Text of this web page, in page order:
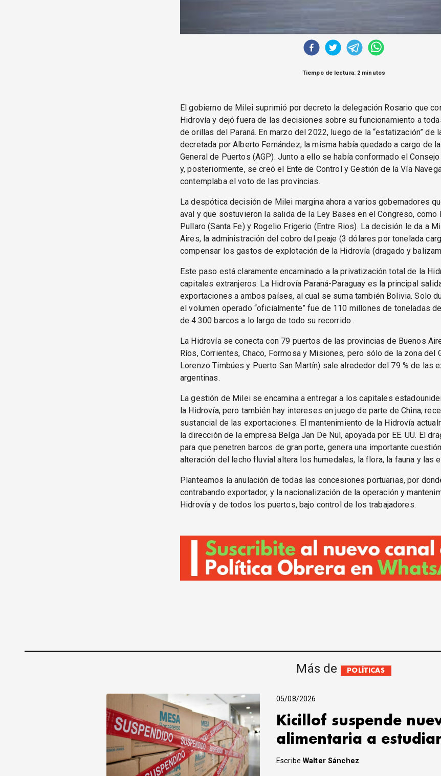
Tiempo de lectura: 2 minutos
El gobierno de Milei suprimió por decreto la delegación Rosario que
Hidrovía y dejó fuera de las decisiones sobre su funcionamiento a
de orillas del Paraná. En marzo del 2022, luego de la “estatización” de
decretada por Alberto Fernández, la misma había quedado a cargo de
General de Puertos (AGP). Junto a ello se había conformado el
y, posteriormente, se creó el Ente de Control y Gestión de la Vía
contemplaba el voto de las provincias.
La despótica decisión de Milei margina ahora a varios gobernadores
aval y que sostuvieron la salida de la Ley Bases en el Congreso, como
Pullaro (Santa Fe) y Rogelio Frigerio (Entre Rios). La decisión le da a
Aires, la administración del cobro del peaje (3 dólares por tonelada
compensar los gastos de explotación de la Hidrovía (dragado y
Este paso está claramente encaminado a la privatización total de la
capitales extranjeros. La Hidrovía Paraná-Paraguay es la principal
exportaciones a ambos países, al cual se suma también Bolivia. Solo
el volumen operado “oficialmente” fue de 110 millones de toneladas
de 4.300 barcos a lo largo de todo su recorrido .
La Hidrovía se conecta con 79 puertos de las provincias de Buenos
Ríos, Corrientes, Chaco, Formosa y Misiones, pero sólo de la zona del
Lorenzo Timbúes y Puerto San Martín) sale alrededor del 79 % de las
argentinas.
La gestión de Milei se encamina a entregar a los capitales
la Hidrovía, pero también hay intereses en juego de parte de China,
sustancial de las exportaciones. El mantenimiento de la Hidrovía
la dirección de la empresa Belga Jan De Nul, apoyada por EE. UU. El
para que penetren barcos de gran porte, genera una importante
alteración del lecho fluvial altera los humedales, la flora, la fauna y las
Planteamos la anulación de todas las concesiones portuarias, por
contrabando exportador, y la nacionalización de la operación y
Hidrovía y de todos los puertos, bajo control de los trabajadores.
Más de POLÍTICAS
05/08/2026
Kicillof suspende
alimentaria a
EscribeWalter Sánchez